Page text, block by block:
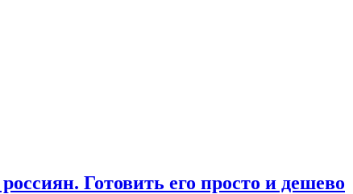
Готовить его просто и дешево